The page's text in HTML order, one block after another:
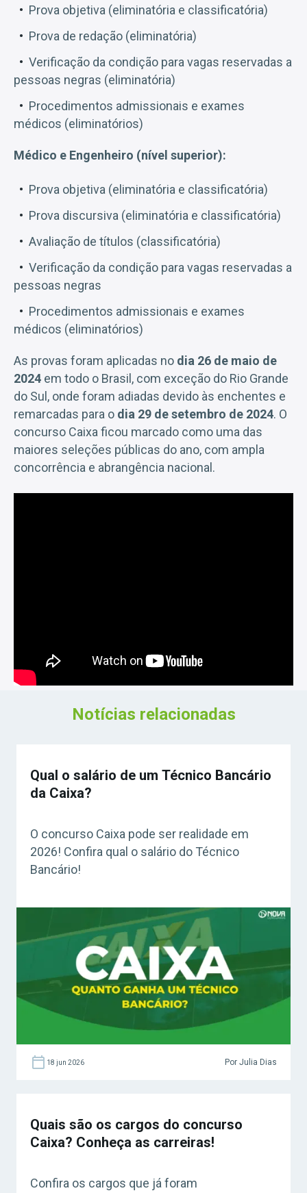
Prova objetiva (eliminatória e classificatória)
Prova de redação (eliminatória)
Verificação da condição para vagas reservadas a
pessoas negras (eliminatória)
Procedimentos admissionais e exames
médicos (eliminatórios)
Médico e Engenheiro (nível superior):
Prova objetiva (eliminatória e classificatória)
Prova discursiva (eliminatória e classificatória)
Avaliação de títulos (classificatória)
Verificação da condição para vagas reservadas a
pessoas negras
Procedimentos admissionais e exames
médicos (eliminatórios)
As provas foram aplicadas no dia 26 de maio de
2024 em todo o Brasil, com exceção do Rio Grande
do Sul, onde foram adiadas devido às enchentes e
remarcadas para o dia 29 de setembro de 2024. O
concurso Caixa ficou marcado como uma das
maiores seleções públicas do ano, com ampla
concorrência e abrangência nacional.
Notícias relacionadas
Qual o salário de um Técnico Bancário
da Caixa?
O concurso Caixa pode ser realidade em
2026! Confira qual o salário do Técnico
Bancário!
18 jun 2026 Por Julia Dias
Quais são os cargos do concurso
Caixa? Conheça as carreiras!
Confira os cargos que já foram